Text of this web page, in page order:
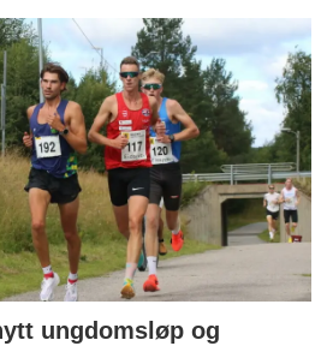
ungdomsløp og